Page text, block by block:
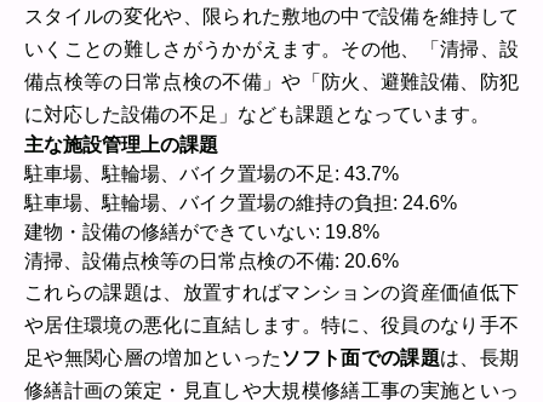
スタイルの変化や、限られた敷地の中で設備を維持して
いくことの難しさがうかがえます。その他、「清掃、設
備点検等の日常点検の不備」や「防火、避難設備、防犯
に対応した設備の不足」なども課題となっています。
主な施設管理上の課題
駐車場、駐輪場、バイク置場の不足: 43.7%
駐車場、駐輪場、バイク置場の維持の負担: 24.6%
建物・設備の修繕ができていない: 19.8%
清掃、設備点検等の日常点検の不備: 20.6%
これらの課題は、放置すればマンションの資産価値低下
や居住環境の悪化に直結します。特に、役員のなり手不
足や無関心層の増加といった ソフト面での課題は、長期
修繕計画の策定・見直しや大規模修繕工事の実施といっ